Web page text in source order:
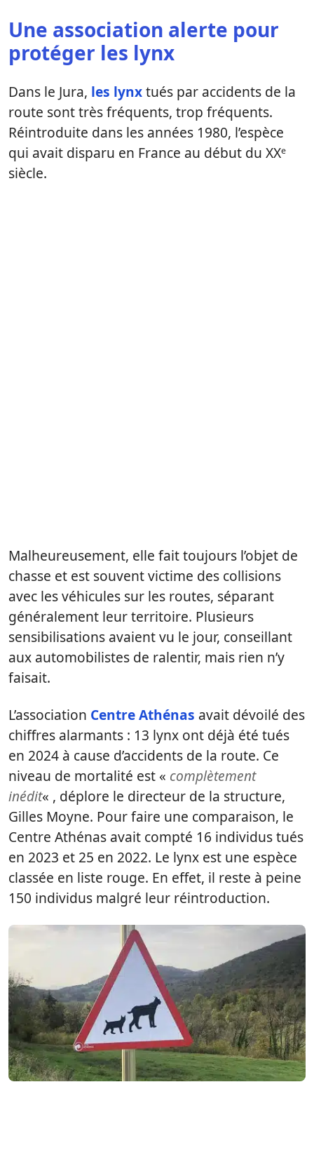
Une association alerte pour
protéger les lynx
Dans le Jura, les lynxtués par accidents de la
route sont très fréquents, trop fréquents.
Réintroduite dans les années 1980, l’espèce
qui avait disparu en France au début du XXᵉ
siècle.
Malheureusement, elle fait toujours l’objet de
chasse et est souvent victime des collisions
avec les véhicules sur les routes, séparant
généralement leur territoire. Plusieurs
sensibilisations avaient vu le jour, conseillant
aux automobilistes de ralentir, mais rien n’y
faisait.
L’association Centre Athénas avait dévoilé des
chiffres alarmants : 13 lynx ont déjà été tués
en 2024 à cause d’accidents de la route. Ce
niveau de mortalité est « complètement
inédit« , déplore le directeur de la structure,
Gilles Moyne. Pour faire une comparaison, le
Centre Athénas avait compté 16 individus tués
en 2023 et 25 en 2022. Le lynx est une espèce
classée en liste rouge. En effet, il reste à peine
150 individus malgré leur réintroduction.